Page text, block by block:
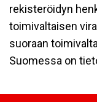
rekisteröidyn
toimivaltaisen
suoraan
Suomessa on